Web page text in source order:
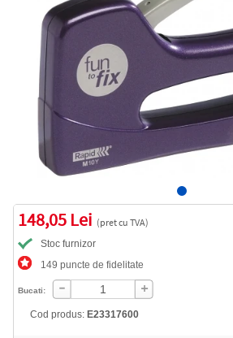
148,05 Lei (pret cu TVA)
Stoc furnizor
149 puncte de fidelitate
Bucati:
Cod produs: E23317600